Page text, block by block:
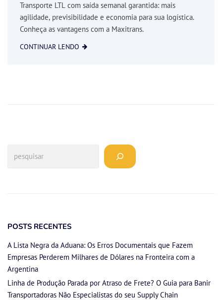
Transporte LTL com saída semanal garantida: mais
agilidade, previsibilidade e economia para sua logística.
Conheça as vantagens com a Maxitrans.
CONTINUAR LENDO
POSTS RECENTES
A Lista Negra da Aduana: Os Erros Documentais que Fazem
Empresas Perderem Milhares de Dólares na Fronteira com a
Argentina
Linha de Produção Parada por Atraso de Frete? O Guia para Banir
Transportadoras Não Especialistas do seu Supply Chain